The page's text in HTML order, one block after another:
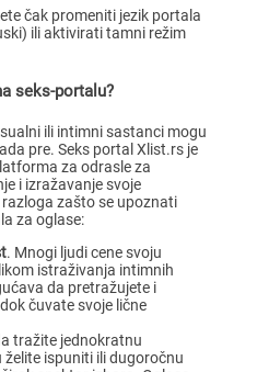
čak promeniti jezik portala
ili aktivirati tamni režim
seks-portalu?
ili intimni sastanci mogu
pre. Seks portal Xlist.rs je
za odrasle za
i izražavanje svoje
zašto se upoznati
za oglase:
. Mnogi ljudi cene svoju
istraživanja intimnih
da pretražujete i
čuvate svoje lične
tražite jednokratnu
ispuniti ili dugoročnu